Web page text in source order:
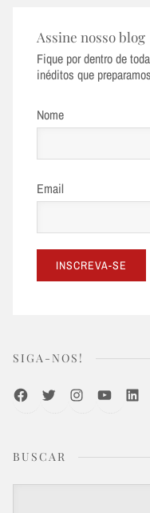
Assine nosso blog
Fique por dentro de
inéditos que
Nome
Email
SIGA-NOS!
FacebookTwitterInstagramYoutube
BUSCAR